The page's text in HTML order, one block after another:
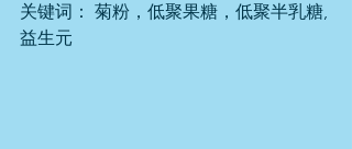
关键词： 菊粉，低聚果糖，低聚半乳糖,
益生元